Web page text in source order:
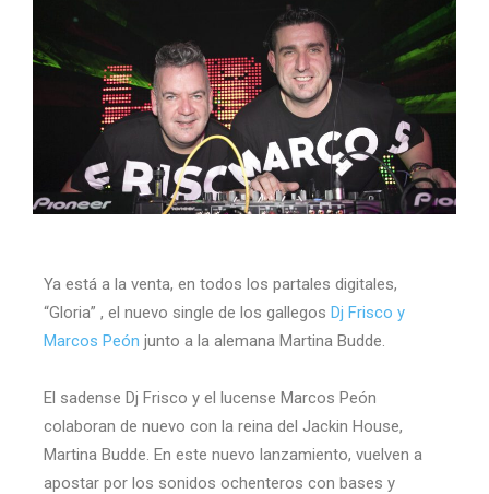
Ya está a la venta, en todos los partales digitales,
“Gloria” , el nuevo single de los gallegos Dj Frisco y
Marcos Peón junto a la alemana Martina Budde.
El sadense Dj Frisco y el lucense Marcos Peón
colaboran de nuevo con la reina del Jackin House,
Martina Budde. En este nuevo lanzamiento, vuelven a
apostar por los sonidos ochenteros con bases y